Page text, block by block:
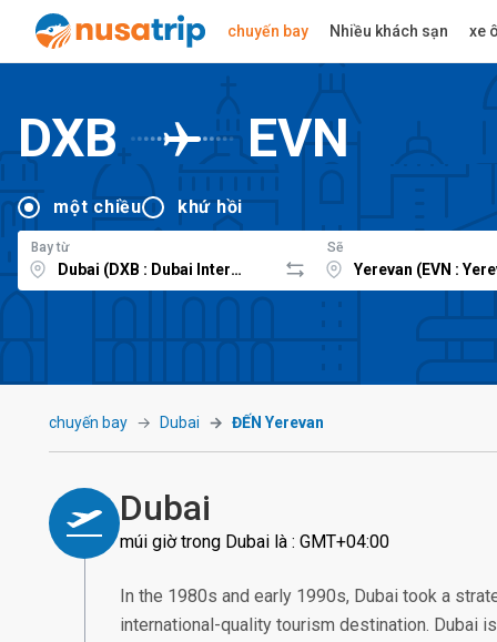
chuyến bay Nhiều khách sạn xe
DXB EVN
một chiều khứ hồi
Bay từ Sẽ
chuyến bay Dubai ĐẾN Yerevan
Dubai
múi giờ trong Dubai là : GMT+04:00
In the 1980s and early 1990s, Dubai took a
international-quality tourism destination. Dubai